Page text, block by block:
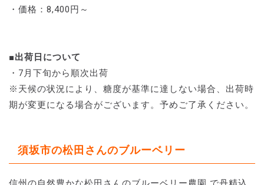
・価格：8,400円～
■出荷日について
・7月下旬から順次出荷
※天候の状況により、糖度が基準に達しない場合、出荷時
期が変更になる場合がございます。予めご了承ください。
須坂市の松田さんのブルーベリー